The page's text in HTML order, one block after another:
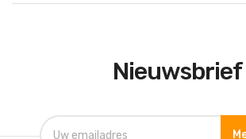
Nieuwsbrief